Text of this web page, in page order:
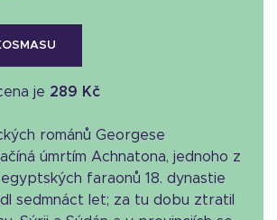
je 289 Kč
románů Georgese
úmrtím Achnatona, jednoho z
faraonů 18. dynastie
sedmnáct let; za tu dobu ztratil